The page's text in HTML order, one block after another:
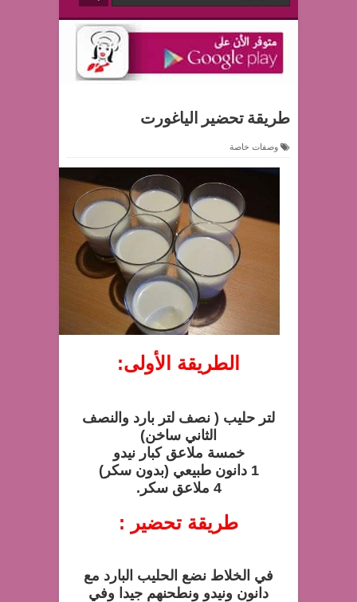
طريقة تحضير الياغورت
وصفات خاصة
الطريقة الأولى:
لتر حليب ( نصف لتر بارد والنصف
الثاني ساخن)
خمسة ملاعق كبار نيدو
1 دانون طبيعي (بدون سكر)
4 ملاعق سكر.
طريقة تحضير :
في الخلاط نضع الحليب البارد مع
دانون ونيدو ونطحنهم جيدا وفي